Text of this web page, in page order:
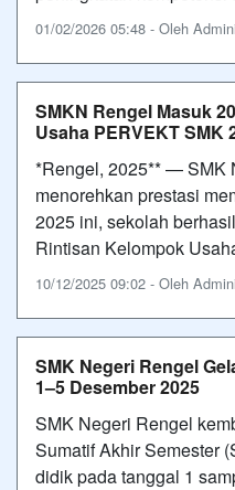
01/02/2026 05:48 - Oleh
SMKN Rengel Masuk
Usaha PERVEKT SMK
*Rengel, 2025** — SMK
menorehkan prestasi
2025 ini, sekolah
Rintisan Kelompok
10/12/2025 09:02 - Oleh
SMK Negeri Rengel
1–5 Desember 2025
SMK Negeri Rengel
Sumatif Akhir Semester
didik pada tanggal 1